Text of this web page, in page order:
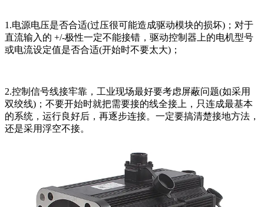
1.电源电压是否合适(过压很可能造成驱动模块的损坏)；对于
直流输入的 +/-极性一定不能接错，驱动控制器上的电机型号
或电流设定值是否合适(开始时不要太大)；
2.控制信号线接牢靠，工业现场最好要考虑屏蔽问题(如采用
双绞线)；不要开始时就把需要接的线全接上，只连成最基本
的系统，运行良好后，再逐步连接。一定要搞清楚接地方法，
还是采用浮空不接。